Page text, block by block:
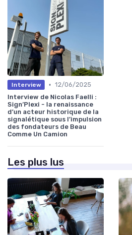
Interview • 12/06/2025
Interview de Nicolas Faelli :
Sign’Plexi - la renaissance
d’un acteur historique de la
signalétique sous l’impulsion
des fondateurs de Beau
Comme Un Camion
Les plus lus